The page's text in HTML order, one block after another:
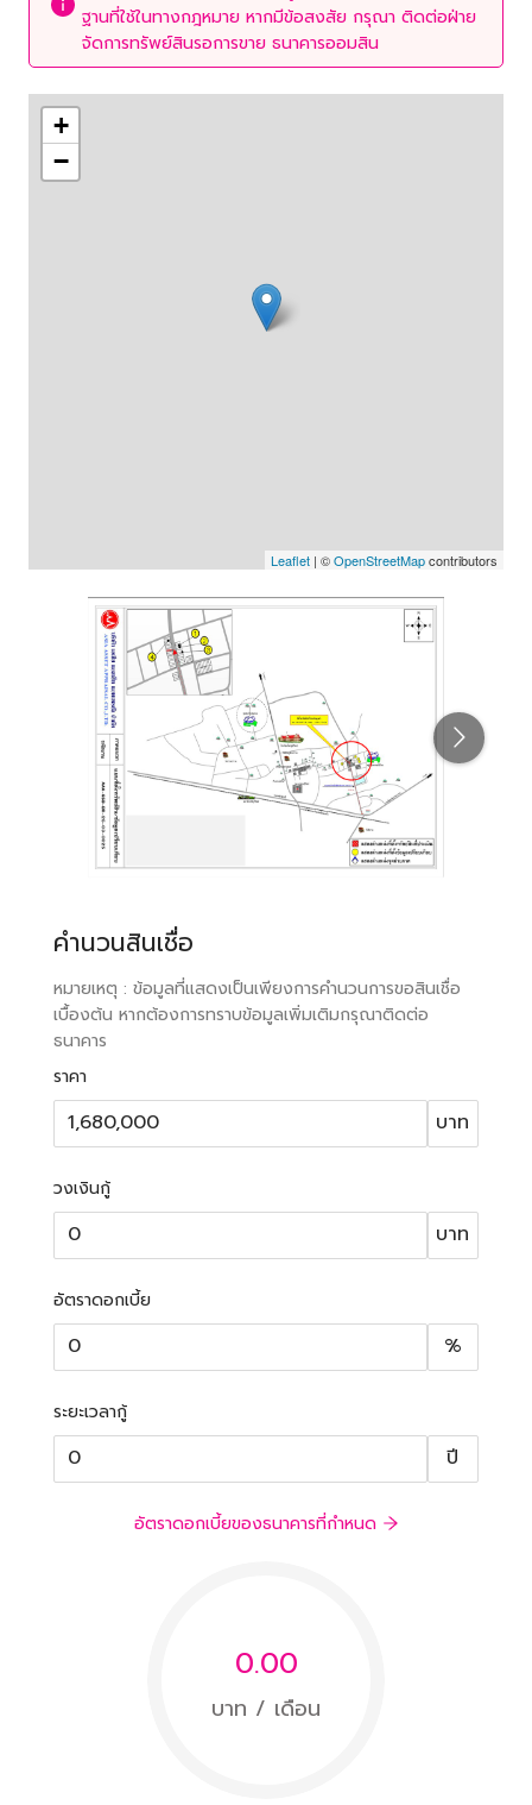
ฐานที่ใช้ในทางกฎหมาย หากมีข้อสงสัย กรุณา ติดต่อฝ่าย
จัดการทรัพย์สินรอการขาย ธนาคารออมสิน
+
−
Leaflet | ©OpenStreetMapcontributors
คำนวนสินเชื่อ
หมายเหตุ : ข้อมูลที่แสดงเป็นเพียงการคำนวนการขอสินเชื่อ
เบื้องต้น หากต้องการทราบข้อมูลเพิ่มเติมกรุณาติดต่อ
ธนาคาร
ราคา
บาท
วงเงินกู้
บาท
อัตราดอกเบี้ย
%
ระยะเวลากู้
ปี
อัตราดอกเบี้ยของธนาคารที่กำหนด
0.00
บาท / เดือน